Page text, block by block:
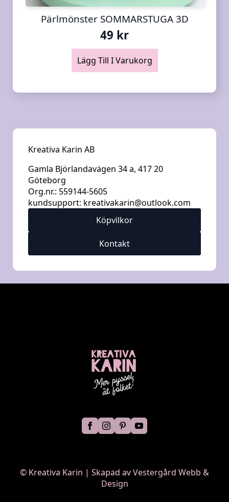
Pärlmönster SOMMARSTUGA 3D
49 kr
Lägg Till I Varukorg
Kreativa Karin AB
Gamla Björlandavägen 34 a, 417 20
Göteborg
Org.nr.: 559144-5605
kundsupport: kreativakarin@outlook.com
Köpvilkor
Kontakt
© Kreativa Karin | Skapad avVestergård Webb &
Design